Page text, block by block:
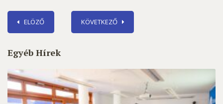
ELÖZŐ KÖVETKEZŐ
Egyéb Hírek